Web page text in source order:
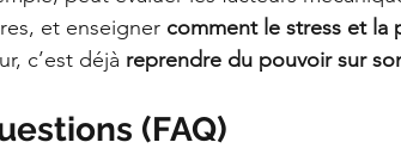
et enseigner comment le stress et la
c’est déjà reprendre du pouvoir sur
(FAQ)